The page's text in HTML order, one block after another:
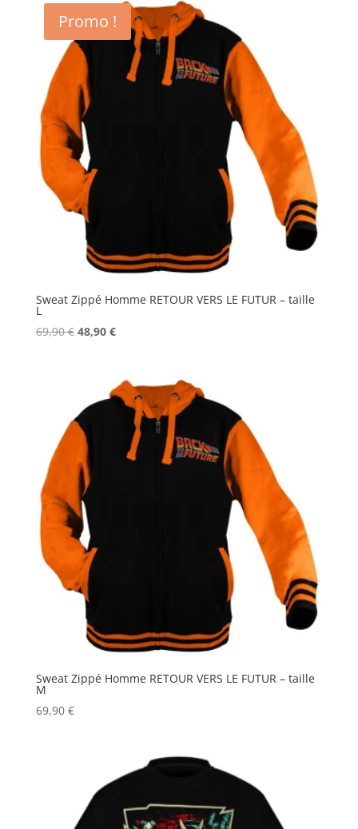
Promo !
Sweat Zippé Homme RETOUR VERS LE FUTUR – taille
L
69,90€ Le
69,90 €.
48,90 €Le
est :
48,90 €.
Sweat Zippé Homme RETOUR VERS LE FUTUR – taille
M
69,90 €